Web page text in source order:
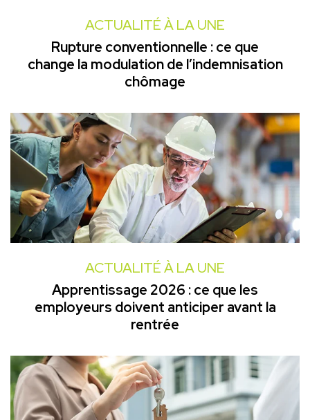
ACTUALITÉ À LA UNE
Rupture conventionnelle : ce que
change la modulation de l’indemnisation
chômage
ACTUALITÉ À LA UNE
Apprentissage 2026 : ce que les
employeurs doivent anticiper avant la
rentrée